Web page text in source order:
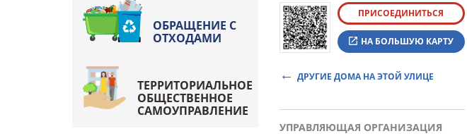
ПРИСОЕДИНИТЬСЯ
НА БОЛЬШУЮ КАРТУ
ДРУГИЕ ДОМА НА ЭТОЙ УЛИЦЕ
УПРАВЛЯЮЩАЯ ОРГАНИЗАЦИЯ
ОБРАЩЕНИЕ С
ОТХОДАМИ
ТЕРРИТОРИАЛЬНОЕ
ОБЩЕСТВЕННОЕ
САМОУПРАВЛЕНИЕ